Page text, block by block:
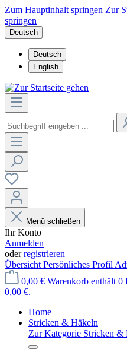
Zum Hauptinhalt springen Zur
springen
Deutsch
Deutsch
English
Menü schließen
Ihr Konto
Anmelden
oderregistrieren
Übersicht Persönliches Profil
0,00 € Warenkorb enthält 0
0,00 €.
Home
Stricken & Häkeln
Zur Kategorie Stricken &